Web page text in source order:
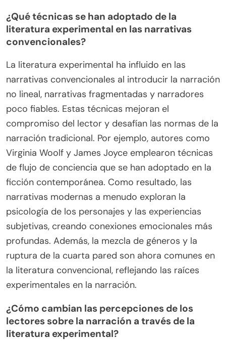
¿Qué técnicas se han adoptado de la
literatura experimental en las narrativas
convencionales?
La literatura experimental ha influido en las
narrativas convencionales al introducir la narración
no lineal, narrativas fragmentadas y narradores
poco fiables. Estas técnicas mejoran el
compromiso del lector y desafían las normas de la
narración tradicional. Por ejemplo, autores como
Virginia Woolf y James Joyce emplearon técnicas
de flujo de conciencia que se han adoptado en la
ficción contemporánea. Como resultado, las
narrativas modernas a menudo exploran la
psicología de los personajes y las experiencias
subjetivas, creando conexiones emocionales más
profundas. Además, la mezcla de géneros y la
ruptura de la cuarta pared son ahora comunes en
la literatura convencional, reflejando las raíces
experimentales en la narración.
¿Cómo cambian las percepciones de los
lectores sobre la narración a través de la
literatura experimental?